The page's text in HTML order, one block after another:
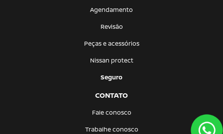
Agendamento
Revisão
Peças e acessórios
Nissan protect
Seguro
CONTATO
Fale conosco
Trabalhe conosco